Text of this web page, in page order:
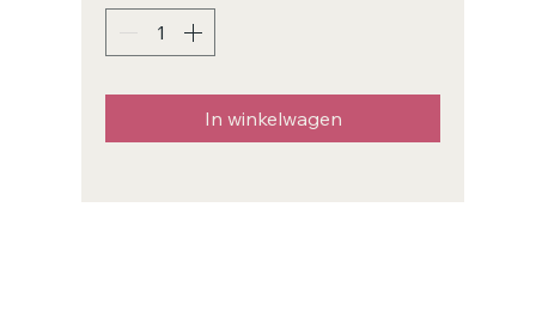
In winkelwagen